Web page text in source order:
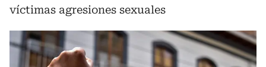
víctimas agresiones sexuales